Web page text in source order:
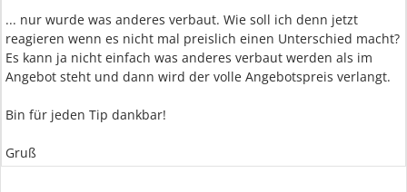
... nur wurde was anderes verbaut. Wie soll ich denn jetzt
reagieren wenn es nicht mal preislich einen Unterschied macht?
Es kann ja nicht einfach was anderes verbaut werden als im
Angebot steht und dann wird der volle Angebotspreis verlangt.
Bin für jeden Tip dankbar!
Gruß